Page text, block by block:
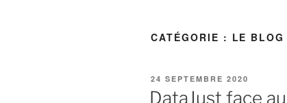
CATÉGORIE : LE BLOG
PUBLIÉ
LE
24 SEPTEMBRE 2020
DataJust face